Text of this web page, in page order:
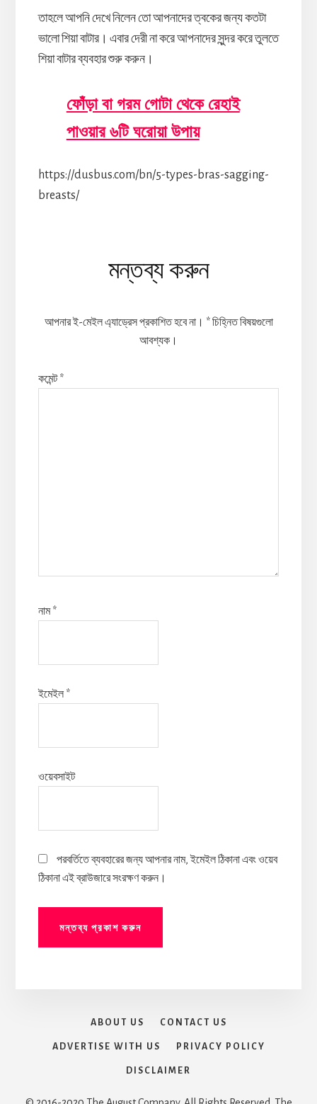
তাহলে আপনি দেখে নিলেন তো আপনাদের ত্বকের জন্য কতটা
ভালো শিয়া বাটার। এবার দেরী না করে আপনাদের সুন্দর করে তুলতে
শিয়া বাটার ব্যবহার শুরু করুন।
ফোঁড়া বা গরম গোটা থেকে রেহাই
পাওয়ার ৬টি ঘরোয়া উপায়
https://dusbus.com/bn/5-types-bras-sagging-
breasts/
Interactions
মন্তব্য করুন
আপনার ই-মেইল এ্যাড্রেস প্রকাশিত হবে না। *চিহ্নিত বিষয়গুলো
আবশ্যক।
কমেন্ট*
নাম*
ইমেইল *
ওয়েবসাইট
পরবর্তিতে ব্যবহারের জন্য আপনার নাম, ইমেইল ঠিকানা এবং ওয়েব
ঠিকানা এই ব্রাউজারে সংরক্ষণ করুন।
ABOUT US CONTACT US
ADVERTISE WITH US PRIVACY POLICY
DISCLAIMER